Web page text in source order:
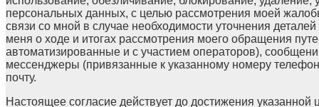
персональных данных, с целью рассмотрения моей
связи со мной в случае необходимости уточнения
меня о ходе и итогах рассмотрения моего обращения
автоматизированные и с участием операторов),
мессенджеры (привязанные к указанному номеру
почту.
Настоящее согласие действует до достижения указанной